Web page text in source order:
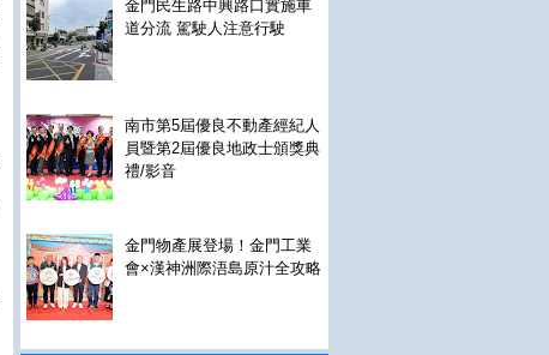
金門民生路中興路口實施車
道分流 駕駛人注意行駛
南市第5屆優良不動產經紀人
員暨第2屆優良地政士頒獎典
禮/影音
金門物產展登場！金門工業
會×漢神洲際浯島原汁全攻略